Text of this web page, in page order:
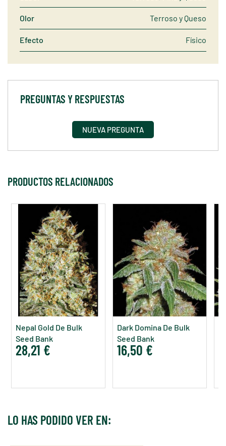
Olor Terroso y Queso
Efecto Físico
PREGUNTAS Y RESPUESTAS
NUEVA PREGUNTA
PRODUCTOS RELACIONADOS
Nepal Gold De Bulk
Seed Bank
28,21 €
Dark Domina De Bulk
Seed Bank
16,50 €
LO HAS PODIDO VER EN: